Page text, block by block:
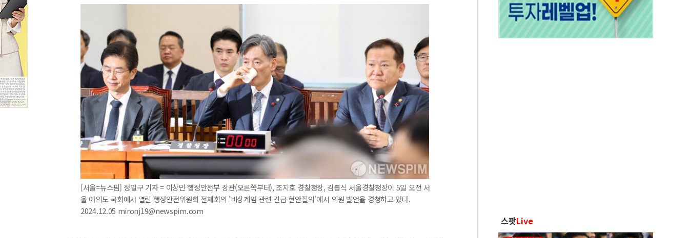
[서울=뉴스핌] 정일구 기자 = 이상민 행정안전부 장관(오른쪽부터), 조지호 경찰청장, 김봉식 서울경찰청장이 5일 오전 서
울 여의도 국회에서 열린 행정안전위원회 전체회의 '비상계엄 관련 긴급 현안질의'에서 의원 발언을 경청하고 있다.
2024.12.05 mironj19@newspim.com
스팟Live